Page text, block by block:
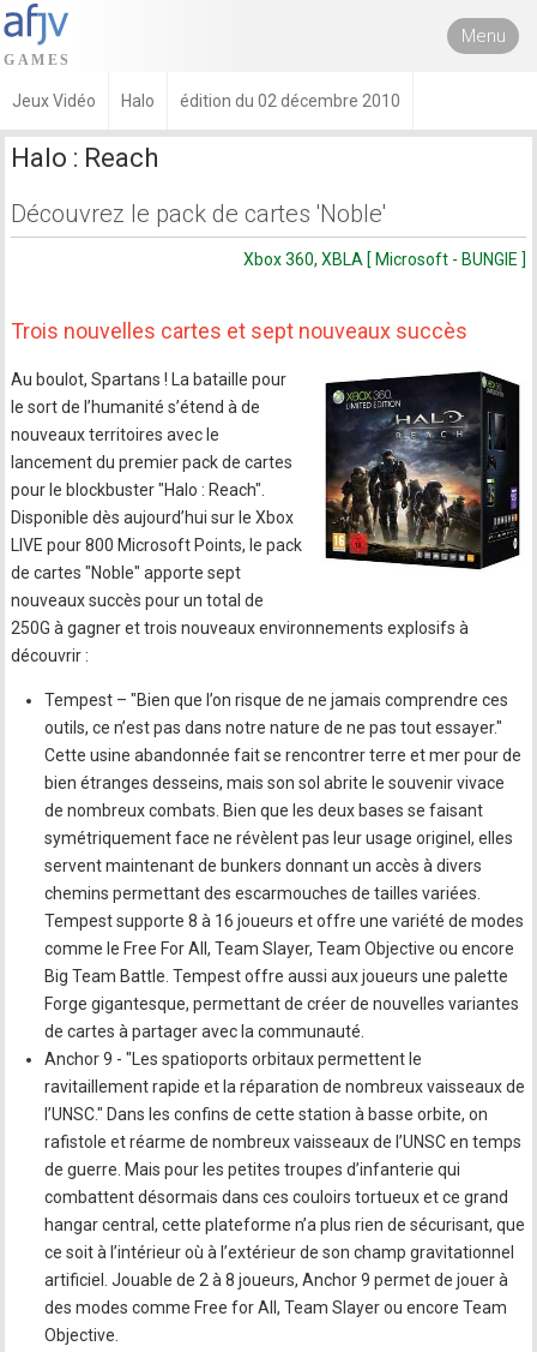
Menu
Jeux Vidéo Halo édition du 02 décembre 2010
Halo : Reach
Découvrez le pack de cartes 'Noble'
Xbox 360, XBLA [ Microsoft - BUNGIE ]
Trois nouvelles cartes et sept nouveaux succès
Au boulot, Spartans ! La bataille pour
le sort de l’humanité s’étend à de
nouveaux territoires avec le
lancement du premier pack de cartes
pour le blockbuster "Halo : Reach".
Disponible dès aujourd’hui sur le Xbox
LIVE pour 800 Microsoft Points, le pack
de cartes "Noble" apporte sept
nouveaux succès pour un total de
250G à gagner et trois nouveaux environnements explosifs à
découvrir :
Tempest – "Bien que l’on risque de ne jamais comprendre ces
outils, ce n’est pas dans notre nature de ne pas tout essayer."
Cette usine abandonnée fait se rencontrer terre et mer pour de
bien étranges desseins, mais son sol abrite le souvenir vivace
de nombreux combats. Bien que les deux bases se faisant
symétriquement face ne révèlent pas leur usage originel, elles
servent maintenant de bunkers donnant un accès à divers
chemins permettant des escarmouches de tailles variées.
Tempest supporte 8 à 16 joueurs et offre une variété de modes
comme le Free For All, Team Slayer, Team Objective ou encore
Big Team Battle. Tempest offre aussi aux joueurs une palette
Forge gigantesque, permettant de créer de nouvelles variantes
de cartes à partager avec la communauté.
Anchor 9 - "Les spatioports orbitaux permettent le
ravitaillement rapide et la réparation de nombreux vaisseaux de
l’UNSC." Dans les confins de cette station à basse orbite, on
rafistole et réarme de nombreux vaisseaux de l’UNSC en temps
de guerre. Mais pour les petites troupes d’infanterie qui
combattent désormais dans ces couloirs tortueux et ce grand
hangar central, cette plateforme n’a plus rien de sécurisant, que
ce soit à l’intérieur où à l’extérieur de son champ gravitationnel
artificiel. Jouable de 2 à 8 joueurs, Anchor 9 permet de jouer à
des modes comme Free for All, Team Slayer ou encore Team
Objective.